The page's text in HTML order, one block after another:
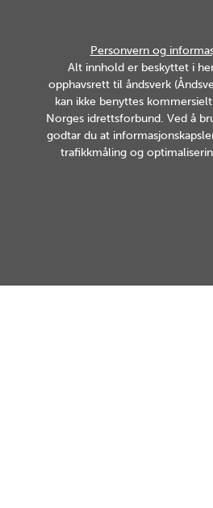
Personvern og
Alt innhold er beskyttet i
opphavsrett til åndsverk
kan ikke benyttes
Norges idrettsforbund. Ved å
godtar du at
trafikkmåling og